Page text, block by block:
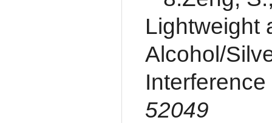
Lightweight
Alcohol/
52049